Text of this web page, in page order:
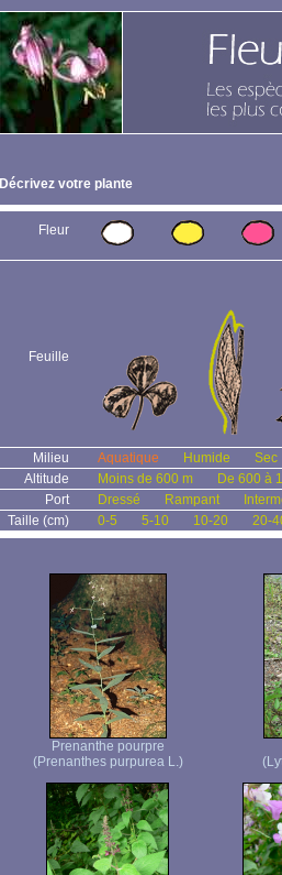
Décrivez votre plante
Fleur
Feuille
Milieu Aquatique Humide
Sec
Altitude
Moins de 600 m
De 600 à
Port
Dressé Rampant
Taille (cm)
0-5 5-10 10-20 20-
Prenanthe pourpre
(Prenanthes purpurea L.)